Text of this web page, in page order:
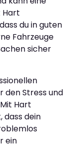
Hart
du in guten
Fahrzeuge
sicher
den Stress und
Hart
dass dein
ein